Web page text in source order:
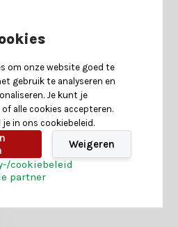
deze recent bekeken
om onze website goed te
gebruik te analyseren en
Je kunt je
alle cookies accepteren.
in ons cookiebeleid.
Weigeren
cookiebeleid
partner